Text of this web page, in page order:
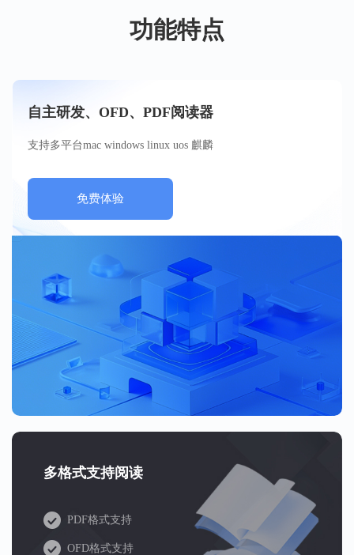
功能特点
自主研发、OFD、PDF阅读器
支持多平台mac windows linux uos 麒麟
免费体验
多格式支持阅读
PDF格式支持
OFD格式支持